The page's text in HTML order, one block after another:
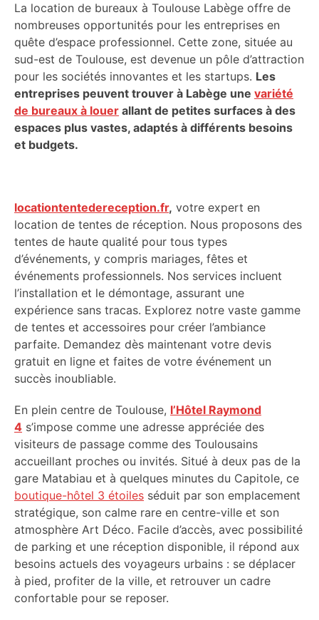
La location de bureaux à Toulouse Labège offre de
nombreuses opportunités pour les entreprises en
quête d’espace professionnel. Cette zone, située au
sud-est de Toulouse, est devenue un pôle d’attraction
pour les sociétés innovantes et les startups. Les
entreprises peuvent trouver à Labège une variété
de bureaux à louer allant de petites surfaces à des
espaces plus vastes, adaptés à différents besoins
et budgets.
locationtentedereception.fr, votre expert en
location de tentes de réception. Nous proposons des
tentes de haute qualité pour tous types
d’événements, y compris mariages, fêtes et
événements professionnels. Nos services incluent
l’installation et le démontage, assurant une
expérience sans tracas. Explorez notre vaste gamme
de tentes et accessoires pour créer l’ambiance
parfaite. Demandez dès maintenant votre devis
gratuit en ligne et faites de votre événement un
succès inoubliable.
En plein centre de Toulouse, l’Hôtel Raymond
4 s’impose comme une adresse appréciée des
visiteurs de passage comme des Toulousains
accueillant proches ou invités. Situé à deux pas de la
gare Matabiau et à quelques minutes du Capitole, ce
boutique-hôtel 3 étoiles séduit par son emplacement
stratégique, son calme rare en centre-ville et son
atmosphère Art Déco. Facile d’accès, avec possibilité
de parking et une réception disponible, il répond aux
besoins actuels des voyageurs urbains : se déplacer
à pied, profiter de la ville, et retrouver un cadre
confortable pour se reposer.